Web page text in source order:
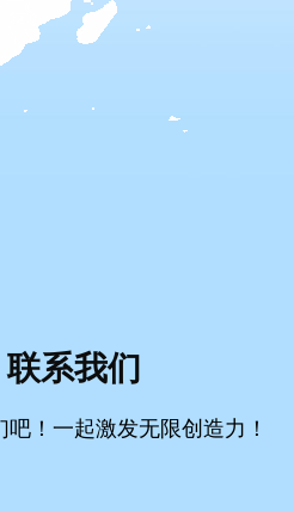
联系我们
！一起激发无限创造力！